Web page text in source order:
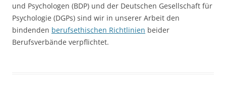
und Psychologen (BDP) und der Deutschen Gesellschaft für
Psychologie (DGPs) sind wir in unserer Arbeit den
bindenden berufsethischen Richtlinien beider
Berufsverbände verpflichtet.